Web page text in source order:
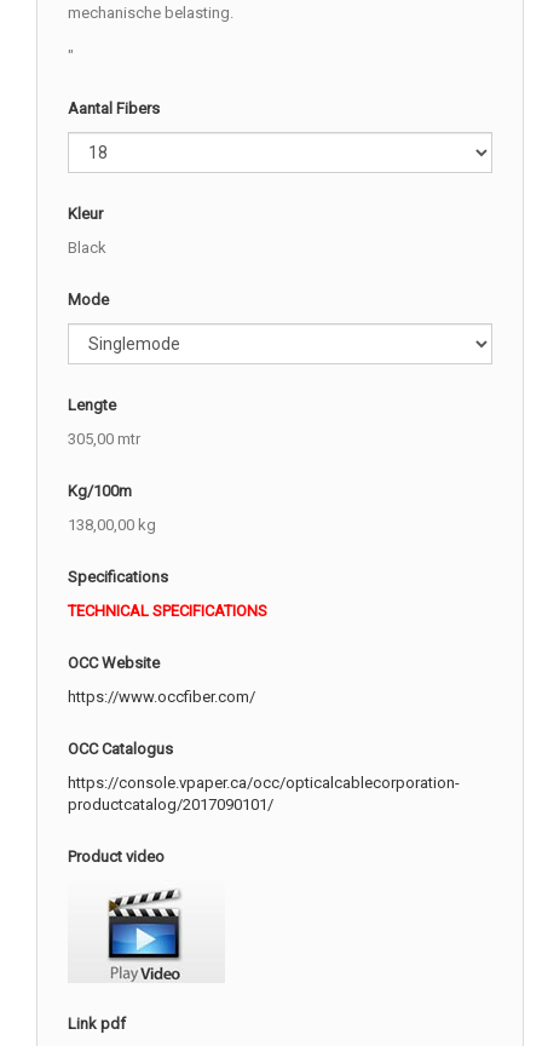
mechanische belasting.
"
Aantal Fibers
Kleur
Black
Mode
Lengte
305,00 mtr
Kg/100m
138,00,00 kg
Specifications
TECHNICAL SPECIFICATIONS
OCC Website
https://www.occfiber.com/
OCC Catalogus
https://console.vpaper.ca/occ/opticalcablecorporation-
productcatalog/2017090101/
Product video
Link pdf